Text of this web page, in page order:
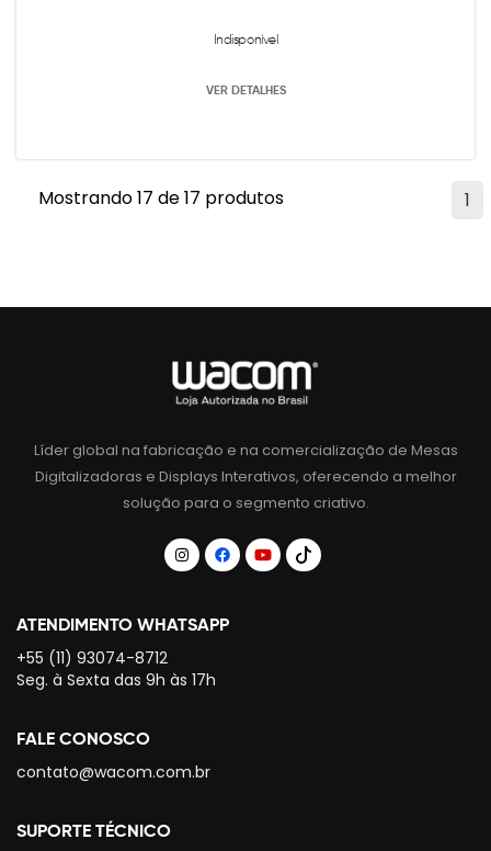
Indisponível
VER DETALHES
1
Mostrando 17 de 17 produtos
Líder global na fabricação e na comercialização de Mesas
Digitalizadoras e Displays Interativos, oferecendo a melhor
solução para o segmento criativo.
ATENDIMENTO WHATSAPP
+55 (11) 93074-8712
Seg. à Sexta das 9h às 17h
FALE CONOSCO
contato@wacom.com.br
SUPORTE TÉCNICO